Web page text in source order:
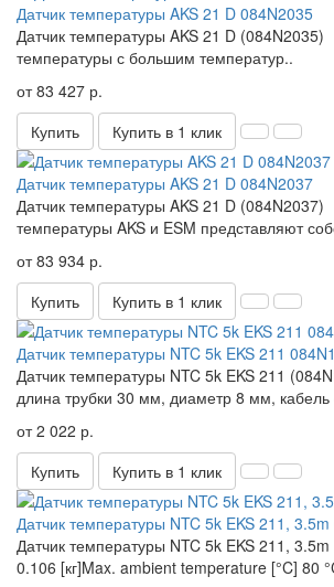
Датчик температуры AKS 21 D 084N2035
Датчик температуры AKS 21 D
температуры с большим температур..
от 83 427 р.
Купить
Купить в 1 клик
Датчик температуры AKS 21 D 084N2037
Датчик температуры AKS 21 D (084N2037)
температуры AKS и ESM представляют
от 83 934 р.
Купить
Купить в 1 клик
Датчик температуры NTC 5k EKS 211
Датчик температуры NTC 5k EKS 211
длина трубки 30 мм, диаметр 8 мм, кабель
от 2 022 р.
Купить
Купить в 1 клик
Датчик температуры NTC 5k EKS 211,
Датчик температуры NTC 5k EKS 211,
0.106 [кг]Max. ambient temperature [°C] 80